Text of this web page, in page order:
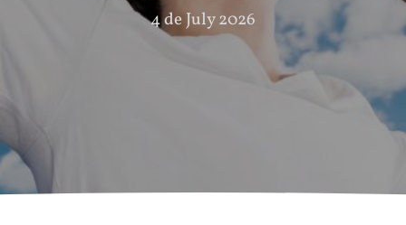
4 de July 2026